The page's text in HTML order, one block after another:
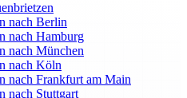
nach Berlin
nach Hamburg
nach München
nach Köln
nach Frankfurt am Main
nach Stuttgart